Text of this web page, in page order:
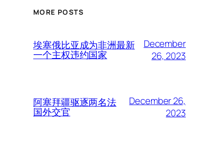
MORE POSTS
埃塞俄比亚成为非洲最新
一个主权违约国家
December
26, 2023
阿塞拜疆驱逐两名法
国外交官
December 26,
2023